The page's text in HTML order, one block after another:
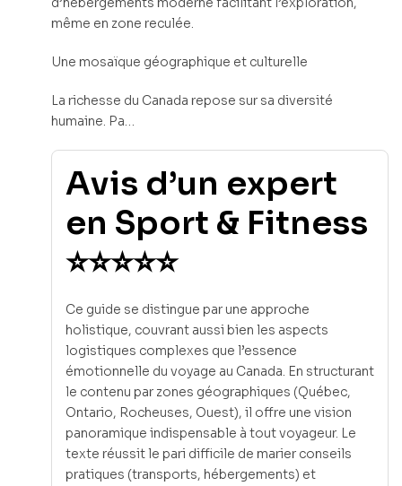
même en zone reculée.
Une mosaïque géographique et culturelle
La richesse du Canada repose sur sa diversité
humaine. Pa…
Avis d’un expert
en Sport & Fitness
⭐⭐⭐⭐⭐
Ce guide se distingue par une approche
holistique, couvrant aussi bien les aspects
logistiques complexes que l’essence
émotionnelle du voyage au Canada. En structurant
le contenu par zones géographiques (Québec,
Ontario, Rocheuses, Ouest), il offre une vision
panoramique indispensable à tout voyageur. Le
texte réussit le pari difficile de marier conseils
pratiques (transports, hébergements) et